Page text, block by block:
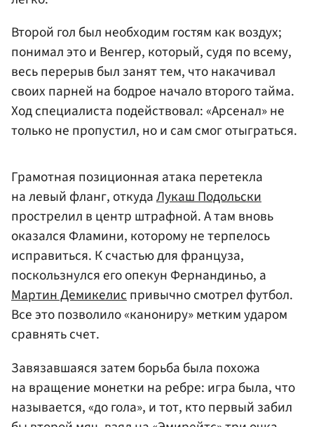
Второй гол был необходим гостям как воздух;
понимал это и Венгер, который, судя по всему,
весь перерыв был занят тем, что накачивал
своих парней на бодрое начало второго тайма.
Ход специалиста подействовал: «Арсенал» не
только не пропустил, но и сам смог отыграться.
Грамотная позиционная атака перетекла
на левый фланг, откудаЛукаш Подольски
прострелил в центр штрафной. А там вновь
оказался Фламини, которому не терпелось
исправиться. К счастью для француза,
поскользнулся его опекун Фернандиньо, а
Мартин Демикелиспривычно смотрел футбол.
Все это позволило «канониру» метким ударом
сравнять счет.
Завязавшаяся затем борьба была похожа
на вращение монетки на ребре: игра была, что
называется, «до гола», и тот, кто первый забил